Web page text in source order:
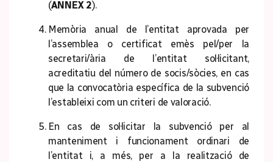
(ANNEX 2).
Memòria anual de l’entitat aprovada per
l’assemblea o certificat emès pel/per la
secretari/ària de l’entitat sol·licitant,
acreditatiu del número de socis/sòcies, en cas
que la convocatòria específica de la subvenció
l’estableixi com un criteri de valoració.
En cas de sol·licitar la subvenció per al
manteniment i funcionament ordinari de
l’entitat i, a més, per a la realització de